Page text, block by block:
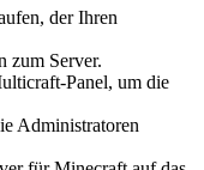
der Ihren
zum Server.
Panel, um die
Administratoren